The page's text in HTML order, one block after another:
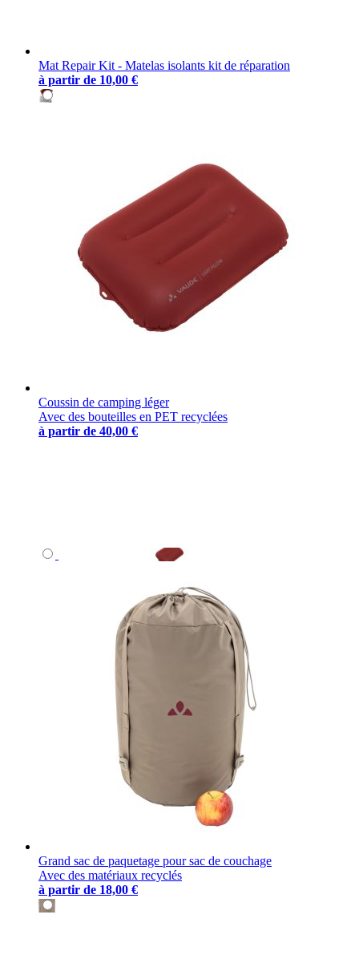
Mat Repair Kit - Matelas isolants kit de réparation
à partir de 10,00 €
Coussin de camping léger
Avec des bouteilles en PET recyclées
à partir de 40,00 €
Grand sac de paquetage pour sac de couchage
Avec des matériaux recyclés
à partir de 18,00 €